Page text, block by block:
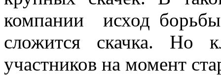
компании исход
сложится скачка. Но
участников на момент